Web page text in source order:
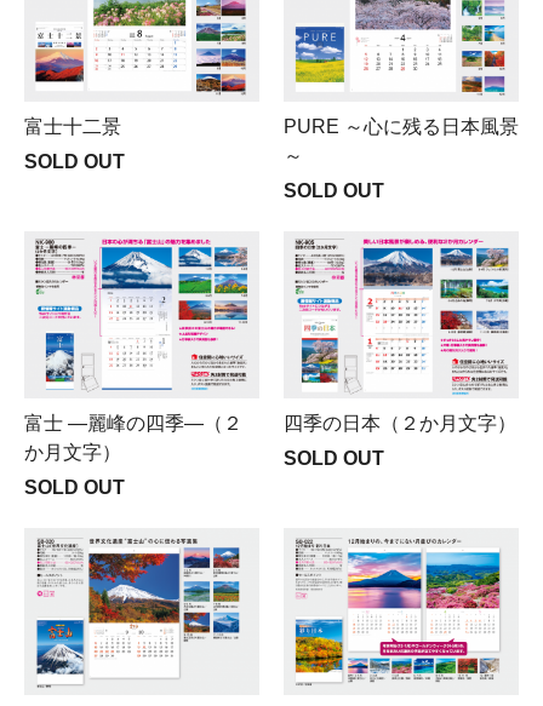
富士十二景
SOLD OUT
PURE ～心に残る日本風景
～
SOLD OUT
富士 ―麗峰の四季―（２
か月文字）
SOLD OUT
四季の日本（２か月文字）
SOLD OUT